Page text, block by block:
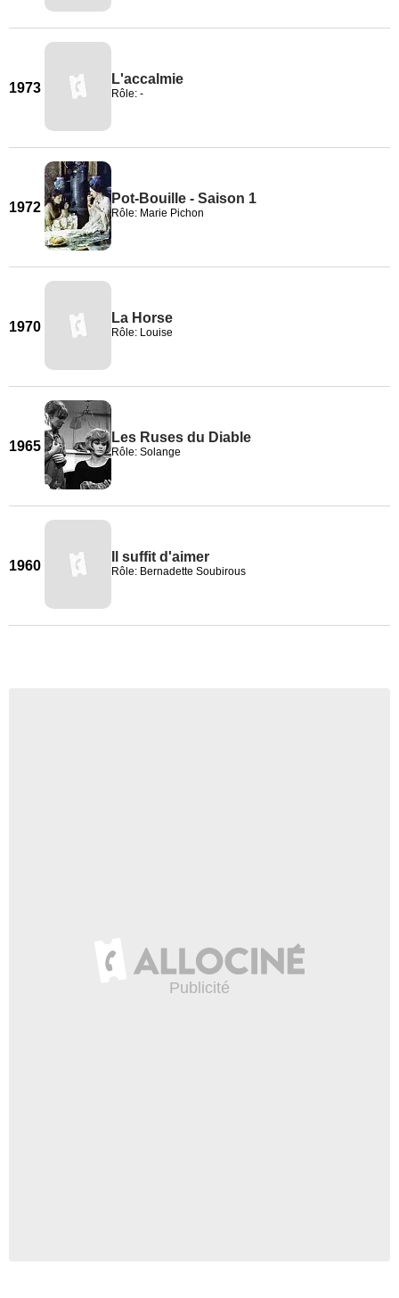
1973
L'accalmie
Rôle: -
1972
Pot-Bouille - Saison 1
Rôle: Marie Pichon
1970
La Horse
Rôle: Louise
1965
Les Ruses du Diable
Rôle: Solange
1960
Il suffit d'aimer
Rôle: Bernadette Soubirous